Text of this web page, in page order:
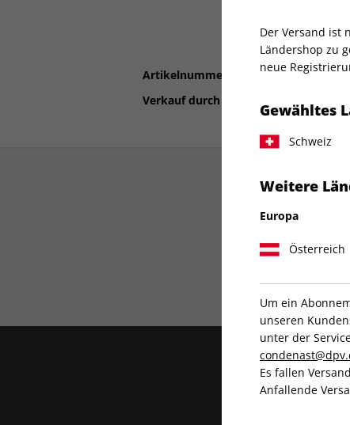
Artikelnummer
2198650
Verkauf durch
Der Versand ist
Ländershop zu
neue
Gewähltes
Schweiz
Weitere
Europa
Österreich
Um ein
unseren
unter der
Es fallen
Anfallende